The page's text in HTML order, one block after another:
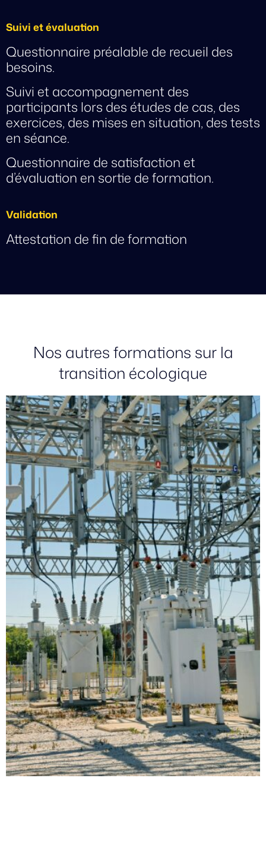
Suivi et évaluation
Questionnaire préalable de recueil des
besoins.
Suivi et accompagnement des
participants lors des études de cas, des
exercices, des mises en situation, des tests
en séance.
Questionnaire de satisfaction et
d’évaluation en sortie de formation.
Validation
Attestation de fin de formation
Nos autres formations sur la
transition écologique